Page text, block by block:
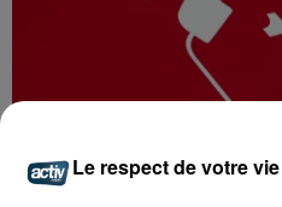
Le respect de votre